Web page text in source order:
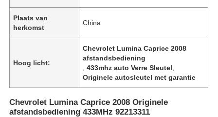
Plaats van
herkomst
China
Hoog licht:
Chevrolet Lumina Caprice 2008
afstandsbediening
,433mhz auto Verre Sleutel
Originele autosleutel met garantie
Chevrolet Lumina Caprice 2008 Originele
afstandsbediening 433MHz 92213311